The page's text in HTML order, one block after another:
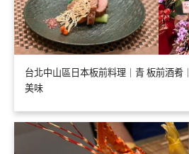
台北中山區日本板前料理｜青 板前酒肴
美味